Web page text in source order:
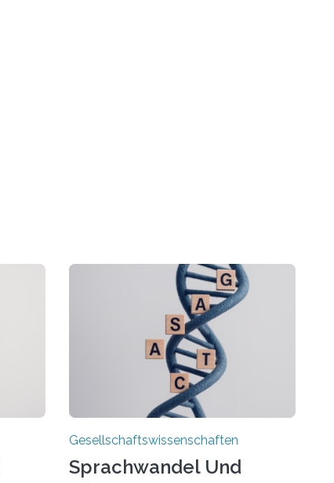
Gesellschaftswissenschaften
Sprachwandel Und